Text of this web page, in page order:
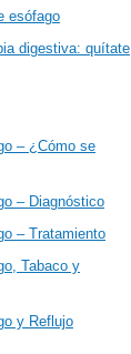
esófago
digestiva: quítate
– ¿Cómo se
– Diagnóstico
– Tratamiento
Tabaco y
y Reflujo